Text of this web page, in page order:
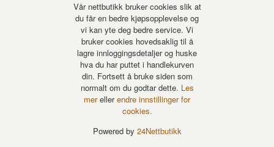
Vår nettbutikk bruker cookies slik at
du får en bedre kjøpsopplevelse og
vi kan yte deg bedre service. Vi
bruker cookies hovedsaklig til å
lagre innloggingsdetaljer og huske
hva du har puttet i handlekurven
din. Fortsett å bruke siden som
normalt om du godtar dette. Les
merellerendre innstillinger for
cookies.
Powered by 24Nettbutikk